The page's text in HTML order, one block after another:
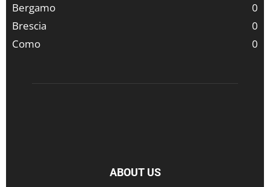
Bergamo
0
Brescia
0
Como
0
ABOUT US